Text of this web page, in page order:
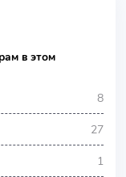
в этом
8
27
1